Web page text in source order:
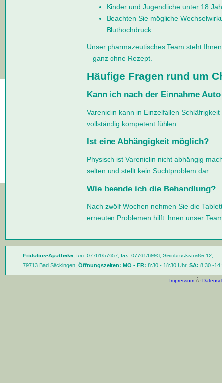
Kinder und Jugendliche unter 18
Beachten Sie mögliche
Bluthochdruck.
Unser pharmazeutisches Team steht
– ganz ohne Rezept.
Häufige Fragen rund um
Kann ich nach der Einnahme
Vareniclin kann in Einzelfällen
vollständig kompetent fühlen.
Ist eine Abhängigkeit möglich?
Physisch ist Vareniclin nicht abhängig
selten und stellt kein Suchtproblem dar.
Wie beende ich die Behandlung?
Nach zwölf Wochen nehmen Sie die
erneuten Problemen hilft Ihnen unser
Fridolins-Apotheke, fon: 07761/57657, fax: 07761/6993, Steinbrückstraße 12,
79713 Bad Säckingen, Öffnungszeiten: MO - FR: 8:30 - 18:30 Uhr, SA: 8:30 -
Impressum Â·